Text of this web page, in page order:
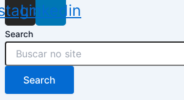
Linkedin
Search
Search